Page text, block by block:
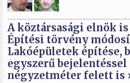
A köztársasági elnök
Építési törvény
Lakóépületek építése,
egyszerű bejelentéssel
négyzetméter felett is